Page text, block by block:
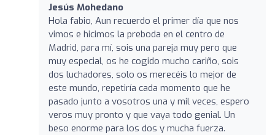
Jesús Mohedano
Hola fabio, Aun recuerdo el primer día que nos
vimos e hicimos la preboda en el centro de
Madrid, para mí, sois una pareja muy pero que
muy especial, os he cogido mucho cariño, sois
dos luchadores, solo os merecéis lo mejor de
este mundo, repetiría cada momento que he
pasado junto a vosotros una y mil veces, espero
veros muy pronto y que vaya todo genial. Un
beso enorme para los dos y mucha fuerza.